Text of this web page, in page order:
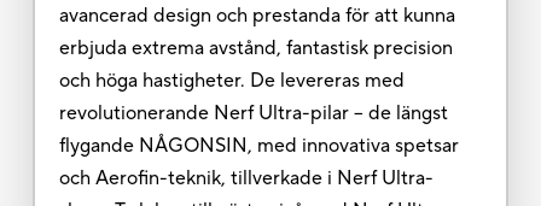
avancerad design och prestanda för att kunna
erbjuda extrema avstånd, fantastisk precision
och höga hastigheter. De levereras med
revolutionerande Nerf Ultra-pilar – de längst
flygande NÅGONSIN, med innovativa spetsar
och Aerofin-teknik, tillverkade i Nerf Ultra-